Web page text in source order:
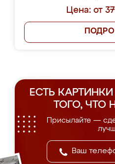
Цена: от
ЕСТЬ
ТОГО, ЧТО
Присылайте —